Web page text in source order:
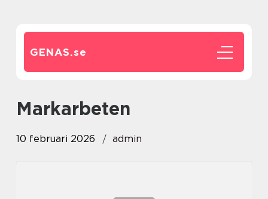
GENAS.se
markarbeten
10 februari 2026 admin